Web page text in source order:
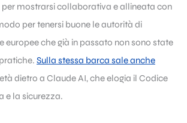
mostrarsi collaborativa e allineata con
per tenersi buone le autorità di
europee che già in passato non sono state
Sulla stessa barca sale anche
dietro a Claude AI, che elogia il Codice
e la sicurezza.